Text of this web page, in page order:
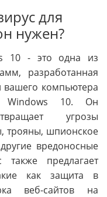
для
нужен?
10 - это одна из
разработанная
вашего компьютера
Windows 10. Он
угрозы
трояны, шпионское
вредоносные
также предлагает
как защита в
веб-сайтов на